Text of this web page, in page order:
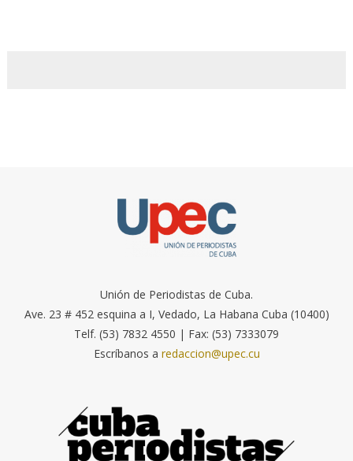
Unión de Periodistas de Cuba.
Ave. 23 # 452 esquina a I, Vedado, La Habana Cuba (10400)
Telf. (53) 7832 4550 | Fax: (53) 7333079
Escríbanos a redaccion@upec.cu